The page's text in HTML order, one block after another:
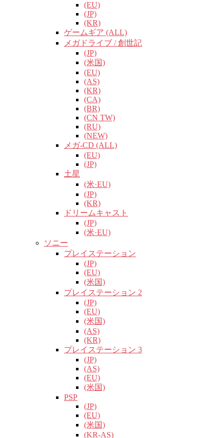
(EU)
(JP)
(KR)
ゲームギア (ALL)
メガドライブ / 創世記
(JP)
(米国)
(EU)
(AS)
(KR)
(CA)
(BR)
(CN TW)
(RU)
(NEW)
メガ-CD (ALL)
(EU)
(JP)
土星
(米·EU)
(JP)
(KR)
ドリームキャスト
(JP)
(米·EU)
ソニー
プレイステーション
(JP)
(EU)
(米国)
プレイステーション 2
(JP)
(EU)
(米国)
(AS)
(KR)
プレイステーション 3
(JP)
(AS)
(EU)
(米国)
PSP
(JP)
(EU)
(米国)
(KR-AS)